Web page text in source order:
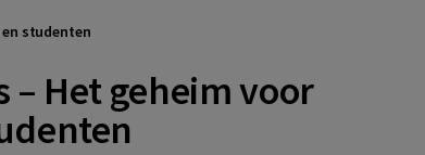
studenten
Het geheim voor